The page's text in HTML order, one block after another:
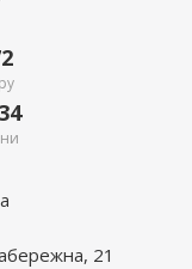
21